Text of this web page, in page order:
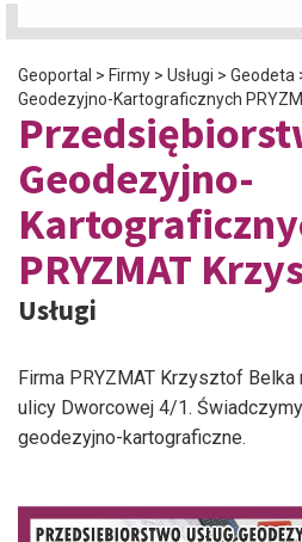
Geoportal > Firmy > Usługi > Geodeta
Geodezyjno-Kartograficznych
Geodezyjno-
PRYZMAT
Usługi
Firma PRYZMAT Krzysztof
ulicy Dworcowej 4/1.
geodezyjno-kartograficzne.